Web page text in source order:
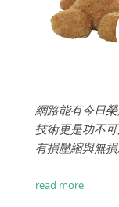
網路能有今日
技術更是功不
有損壓縮與無
片組成的一些
read more